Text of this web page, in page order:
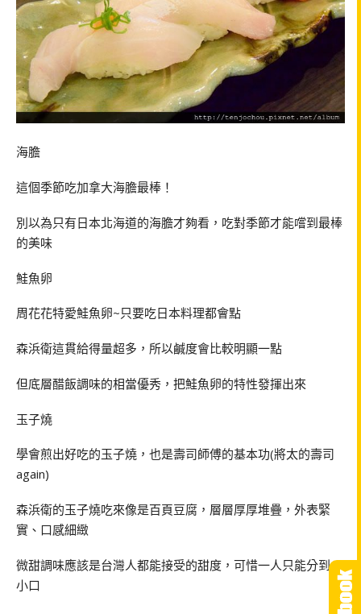
海膽
這個季節吃加拿大海膽最棒！
別以為只有日本北海道的海膽才夠看，吃對季節才能嚐到最棒
的美味
鮭魚卵
周花花特愛鮭魚卵~只要吃日本料理都會點
森浜衛這貫給得量超多，所以鹹度會比較明顯一點
但底層醋飯調味的相當優秀，把鮭魚卵的特性發揮出來
玉子燒
學會煎出好吃的玉子燒，也是壽司師傅的基本功(將太的壽司
again)
森浜衛的玉子燒吃來像是百頁豆腐，層層厚厚堆疊，外表緊
實、口感細緻
微甜調味應該是台灣人都能接受的甜度，可惜一人只能分到一
小口